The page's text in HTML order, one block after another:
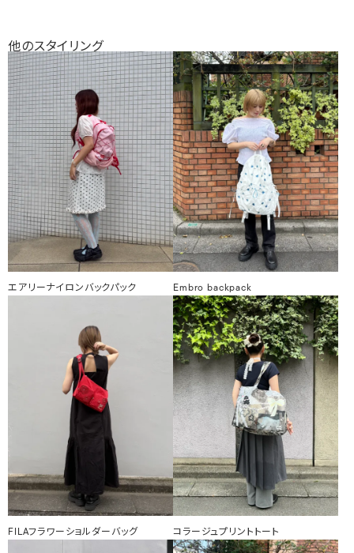
他のスタイリング
エアリーナイロンバックパック Embro backpack
FILAフラワーショルダーバッグ コラージュプリントトート